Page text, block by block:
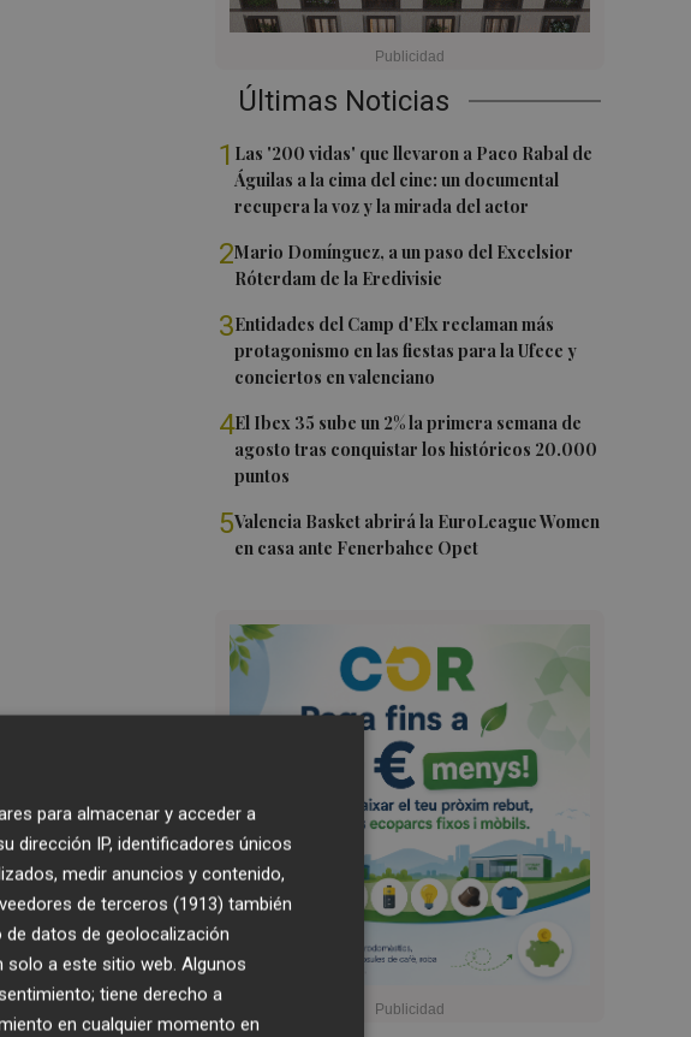
Últimas Noticias
1 Las '200 vidas' que llevaron a Paco Rabal de
Águilas a la cima del cine: un documental
recupera la voz y la mirada del actor
2Mario Domínguez, a un paso del Excelsior
Róterdam de la Eredivisie
3Entidades del Camp d'Elx reclaman más
protagonismo en las fiestas para la Ufece y
conciertos en valenciano
4El Ibex 35 sube un 2% la primera semana de
agosto tras conquistar los históricos 20.000
puntos
5Valencia Basket abrirá la EuroLeague Women
en casa ante Fenerbahce Opet
para almacenar y acceder a
dirección IP, identificadores únicos
medir anuncios y contenido,
de terceros (1913) también
datos de geolocalización
a este sitio web. Algunos
tiene derecho a
en cualquier momento en